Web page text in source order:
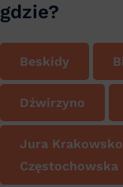
gdzie?
Beskidy
Dźwirzyno
Jura
Częstochowska